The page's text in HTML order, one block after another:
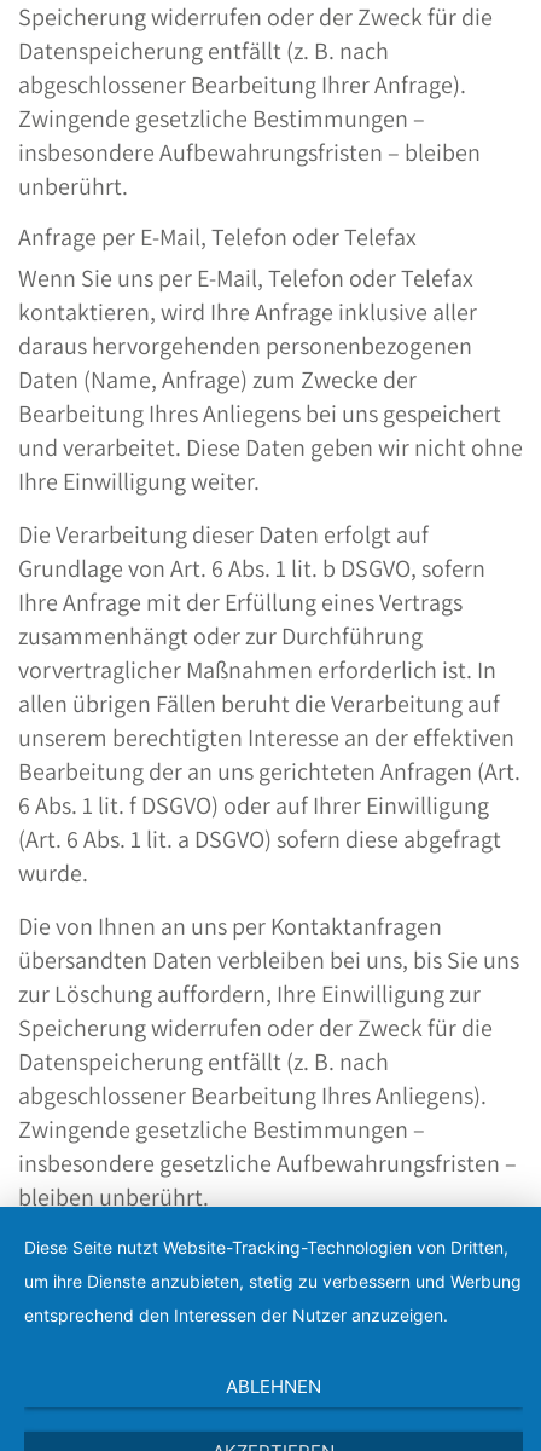
Speicherung widerrufen oder der Zweck für die
Datenspeicherung entfällt (z. B. nach
abgeschlossener Bearbeitung Ihrer Anfrage).
Zwingende gesetzliche Bestimmungen –
insbesondere Aufbewahrungsfristen – bleiben
unberührt.
Anfrage per E-Mail, Telefon oder Telefax
Wenn Sie uns per E-Mail, Telefon oder Telefax
kontaktieren, wird Ihre Anfrage inklusive aller
daraus hervorgehenden personenbezogenen
Daten (Name, Anfrage) zum Zwecke der
Bearbeitung Ihres Anliegens bei uns gespeichert
und verarbeitet. Diese Daten geben wir nicht ohne
Ihre Einwilligung weiter.
Die Verarbeitung dieser Daten erfolgt auf
Grundlage von Art. 6 Abs. 1 lit. b DSGVO, sofern
Ihre Anfrage mit der Erfüllung eines Vertrags
zusammenhängt oder zur Durchführung
vorvertraglicher Maßnahmen erforderlich ist. In
allen übrigen Fällen beruht die Verarbeitung auf
unserem berechtigten Interesse an der effektiven
Bearbeitung der an uns gerichteten Anfragen (Art.
6 Abs. 1 lit. f DSGVO) oder auf Ihrer Einwilligung
(Art. 6 Abs. 1 lit. a DSGVO) sofern diese abgefragt
wurde.
Die von Ihnen an uns per Kontaktanfragen
übersandten Daten verbleiben bei uns, bis Sie uns
zur Löschung auffordern, Ihre Einwilligung zur
Speicherung widerrufen oder der Zweck für die
Datenspeicherung entfällt (z. B. nach
abgeschlossener Bearbeitung Ihres Anliegens).
Zwingende gesetzliche Bestimmungen –
insbesondere gesetzliche Aufbewahrungsfristen –
bleiben unberührt.
5. Plugins und Tools
Google Web Fonts (lokales Hosting)
Diese Seite nutzt zur einheitlichen Darstellung
von Schriftarten so genannte Web Fonts, die von
Diese Seite nutzt Website-Tracking-Technologien von Dritten,
um ihre Dienste anzubieten, stetig zu verbessern und Werbung
entsprechend den Interessen der Nutzer anzuzeigen.
ABLEHNEN